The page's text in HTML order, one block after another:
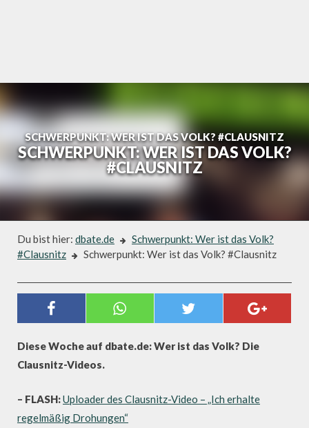
SCHWERPUNKT: WER IST DAS VOLK? #CLAUSNITZ
SCHWERPUNKT: WER IST DAS VOLK?
#CLAUSNITZ
Du bist hier: dbate.de
Schwerpunkt: Wer ist das Volk?
#Clausnitz
Schwerpunkt: Wer ist das Volk? #Clausnitz
SCHWERPUNKT: WER IST DAS
VOLK? #CLAUSNITZ
Diese Woche auf dbate.de: Wer ist das Volk? Die
Clausnitz-Videos.
– FLASH:Uploader des Clausnitz-Video – „Ich erhalte
regelmäßig Drohungen“